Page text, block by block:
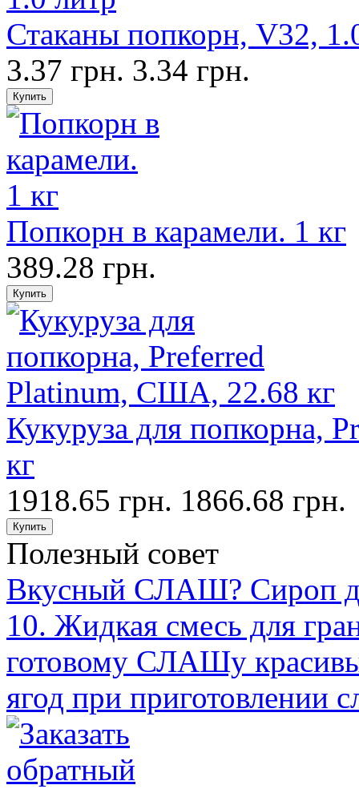
Стаканы попкорн, V32,
3.37 грн. 3.34 грн.
Попкорн в карамели. 1 кг
389.28 грн.
Кукуруза для попкорна,
кг
1918.65 грн. 1866.68 грн.
Полезный совет
Вкусный СЛАШ? Сироп
10. Жидкая смесь для
готовому СЛАШу
ягод при приготовлении